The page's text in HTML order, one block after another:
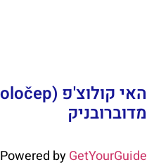
מדוברובניק
Powered byGetYourGuide